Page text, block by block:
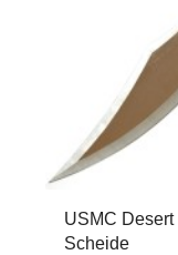
USMC
Scheide